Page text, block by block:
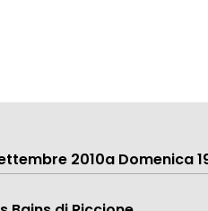
2010a Domenica